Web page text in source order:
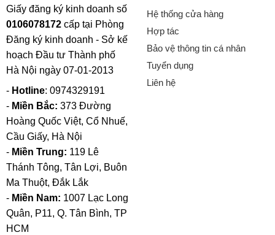
Giấy đăng ký kinh doanh số
0106078172cấp tại Phòng
Đăng ký kinh doanh - Sở kế
hoạch Đầu tư Thành phố
Hà Nội ngày 07-01-2013
- Hotline: 0974329191
- Miền Bắc: 373 Đường
Hoàng Quốc Việt, Cổ Nhuế,
Cầu Giấy, Hà Nội
- Miền Trung: 119 Lê
Thánh Tông, Tân Lợi, Buôn
Ma Thuột, Đắk Lắk
- Miền Nam: 1007 Lạc Long
Quân, P11, Q. Tân Bình, TP
HCM
Hệ thống cửa hàng
Hợp tác
Bảo vệ thông tin cá nhân
Tuyển dụng
Liên hệ